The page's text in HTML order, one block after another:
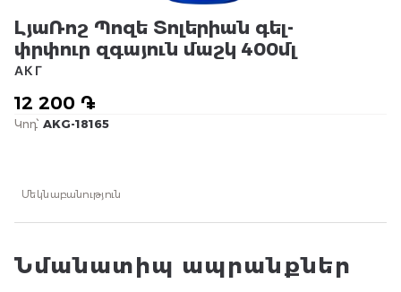
ԼյաՌոշ Պոզե Տոլերիան գել-
փրփուր զգայուն մաշկ 400մլ
12 200 ֏
АКГ
Կոդ՝ AKG-18165
Մեկնաբանություն
Նմանատիպ ապրանքներ